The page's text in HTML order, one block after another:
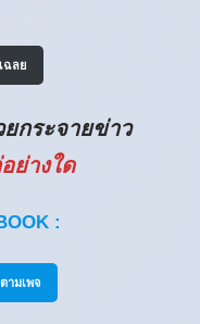
เฉลย
ยกระจายข่าว
ย่างใด
:
ามเพจ